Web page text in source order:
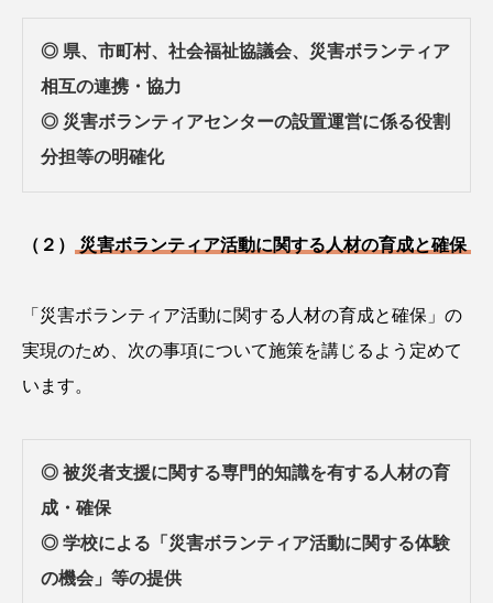
◎ 県、市町村、社会福祉協議会、災害ボランティア
相互の連携・協力
◎ 災害ボランティアセンターの設置運営に係る役割
分担等の明確化
（２） 災害ボランティア活動に関する人材の育成と確保
「災害ボランティア活動に関する人材の育成と確保」の
実現のため、次の事項について施策を講じるよう定めて
います。
◎ 被災者支援に関する専門的知識を有する人材の育
成・確保
◎ 学校による「災害ボランティア活動に関する体験
の機会」等の提供